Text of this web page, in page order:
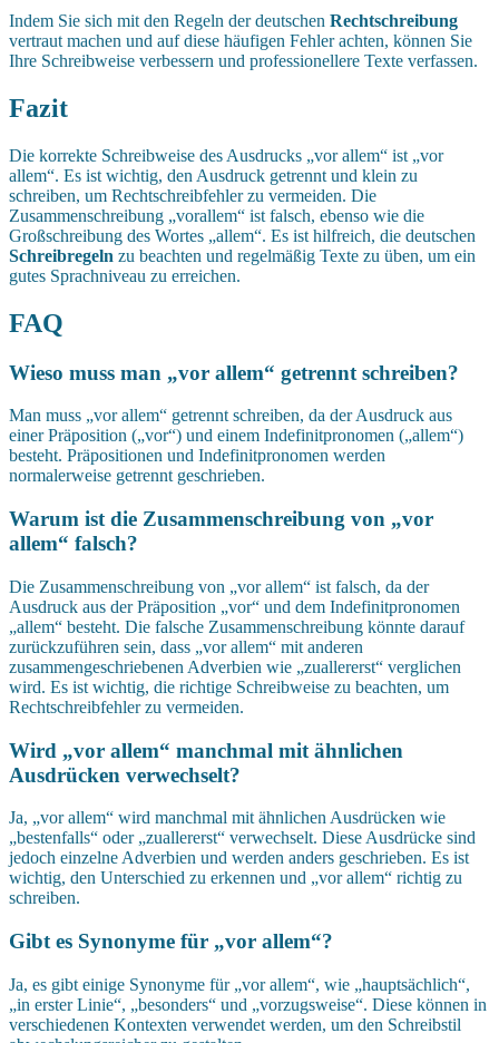
Indem Sie sich mit den Regeln der deutschen Rechtschreibung
vertraut machen und auf diese häufigen Fehler achten, können Sie
Ihre Schreibweise verbessern und professionellere Texte verfassen.
Fazit
Die korrekte Schreibweise des Ausdrucks „vor allem“ ist „vor
allem“. Es ist wichtig, den Ausdruck getrennt und klein zu
schreiben, um Rechtschreibfehler zu vermeiden. Die
Zusammenschreibung „vorallem“ ist falsch, ebenso wie die
Großschreibung des Wortes „allem“. Es ist hilfreich, die deutschen
Schreibregeln zu beachten und regelmäßig Texte zu üben, um ein
gutes Sprachniveau zu erreichen.
FAQ
Wieso muss man „vor allem“ getrennt schreiben?
Man muss „vor allem“ getrennt schreiben, da der Ausdruck aus
einer Präposition („vor“) und einem Indefinitpronomen („allem“)
besteht. Präpositionen und Indefinitpronomen werden
normalerweise getrennt geschrieben.
Warum ist die Zusammenschreibung von „vor
allem“ falsch?
Die Zusammenschreibung von „vor allem“ ist falsch, da der
Ausdruck aus der Präposition „vor“ und dem Indefinitpronomen
„allem“ besteht. Die falsche Zusammenschreibung könnte darauf
zurückzuführen sein, dass „vor allem“ mit anderen
zusammengeschriebenen Adverbien wie „zuallererst“ verglichen
wird. Es ist wichtig, die richtige Schreibweise zu beachten, um
Rechtschreibfehler zu vermeiden.
Wird „vor allem“ manchmal mit ähnlichen
Ausdrücken verwechselt?
Ja, „vor allem“ wird manchmal mit ähnlichen Ausdrücken wie
„bestenfalls“ oder „zuallererst“ verwechselt. Diese Ausdrücke sind
jedoch einzelne Adverbien und werden anders geschrieben. Es ist
wichtig, den Unterschied zu erkennen und „vor allem“ richtig zu
schreiben.
Gibt es Synonyme für „vor allem“?
Ja, es gibt einige Synonyme für „vor allem“, wie „hauptsächlich“,
„in erster Linie“, „besonders“ und „vorzugsweise“. Diese können in
verschiedenen Kontexten verwendet werden, um den Schreibstil